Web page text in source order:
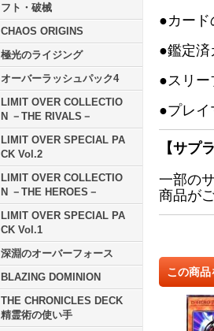
フト・破械
CHAOS ORIGINS
極光のライジング
オーバーラッシュパック4
LIMIT OVER COLLECTIO
N －THE RIVALS－
LIMIT OVER SPECIAL PA
CK Vol.2
LIMIT OVER COLLECTIO
N －THE HEROES－
LIMIT OVER SPECIAL PA
CK Vol.1
深淵のオーバーフォース
BLAZING DOMINION
THE CHRONICLES DECK
精霊術の使い手
●カード
●鑑定済
●スリー
●プレイ
【サプ
一部の
商品が
この商